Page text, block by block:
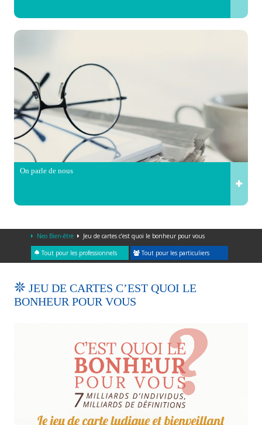
On parle de nous
Neo Bien-être Jeu de cartes c’est quoi le bonheur pour vous
Tout pour les professionnels Tout pour les particuliers
JEU DE CARTES C’EST QUOI LE
BONHEUR POUR VOUS